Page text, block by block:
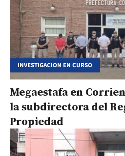
INVESTIGACION EN CURSO
Megaestafa en
la subdirectora del
Propiedad